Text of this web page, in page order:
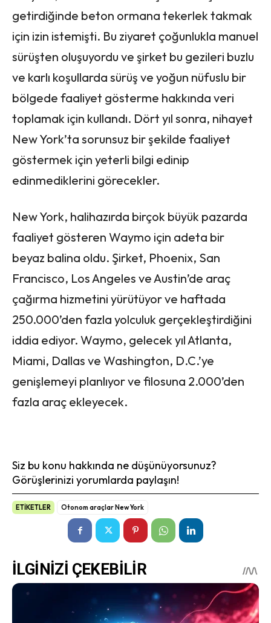
getirdiğinde beton ormana tekerlek takmak
için izin istemişti. Bu ziyaret çoğunlukla manuel
sürüşten oluşuyordu ve şirket bu gezileri buzlu
ve karlı koşullarda sürüş ve yoğun nüfuslu bir
bölgede faaliyet gösterme hakkında veri
toplamak için kullandı. Dört yıl sonra, nihayet
New York’ta sorunsuz bir şekilde faaliyet
göstermek için yeterli bilgi edinip
edinmediklerini görecekler.
New York, halihazırda birçok büyük pazarda
faaliyet gösteren Waymo için adeta bir
beyaz balina oldu. Şirket, Phoenix, San
Francisco, Los Angeles ve Austin’de araç
çağırma hizmetini yürütüyor ve haftada
250.000’den fazla yolculuk gerçekleştirdiğini
iddia ediyor. Waymo, gelecek yıl Atlanta,
Miami, Dallas ve Washington, D.C.’ye
genişlemeyi planlıyor ve filosuna 2.000’den
fazla araç ekleyecek.
Siz bu konu hakkında ne düşünüyorsunuz?
Görüşlerinizi yorumlarda paylaşın!
ETİKETLER Otonom araçlar New York